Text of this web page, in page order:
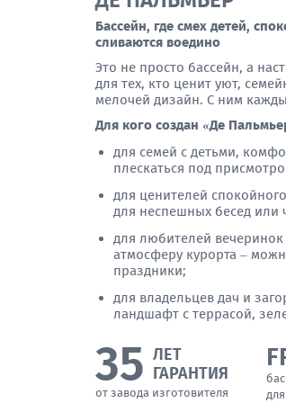
Бассейн, где смех детей,
сливаются воедино
Это не просто бассейн, а
для тех, кто ценит уют,
мелочей дизайн. С ним
Для кого создан «Де
для семей с детьми,
плескаться под
для ценителей
для неспешных бесед или
для любителей
атмосферу курорта –
праздники;
для владельцев дач и
ландшафт с террасой,
35 ЛЕТ
ГАРАНТИЯ
от завода изготовителя